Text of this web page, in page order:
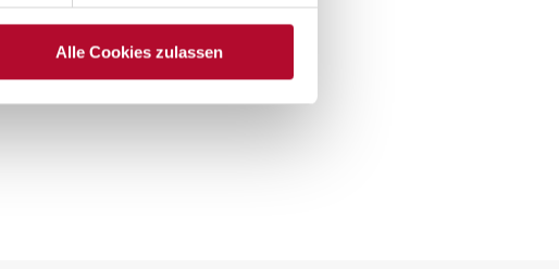
Alle Cookies zulassen